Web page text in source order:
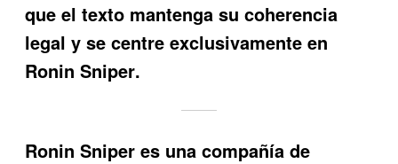
que el texto mantenga su coherencia
legal y se centre exclusivamente en
Ronin Sniper.
Ronin Sniper es una compañía de